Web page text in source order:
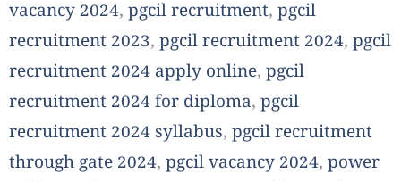
vacancy 2024, pgcil recruitment, pgcil
recruitment 2023, pgcil recruitment 2024, pgcil
recruitment 2024 apply online, pgcil
recruitment 2024 for diploma, pgcil
recruitment 2024 syllabus, pgcil recruitment
through gate 2024, pgcil vacancy 2024, power